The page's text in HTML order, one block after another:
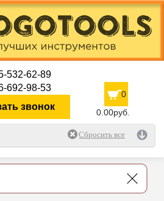
532-62-89
692-98-53
звонок
0
0.00руб.